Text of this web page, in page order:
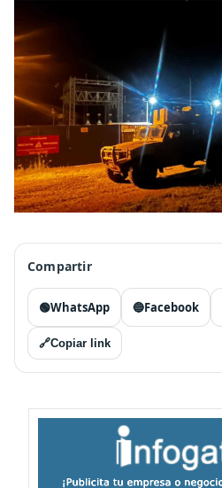
Compartir
🟢WhatsApp 🔵Facebook
🔗Copiar link